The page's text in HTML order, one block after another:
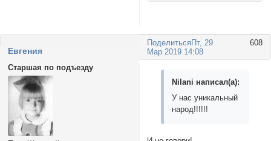
Поделиться 608
Пт, 29
Мар 2019 14:08
Евгения
Старшая по подъезду
Nilani написал(а):
У нас уникальный
народ!!!!!!